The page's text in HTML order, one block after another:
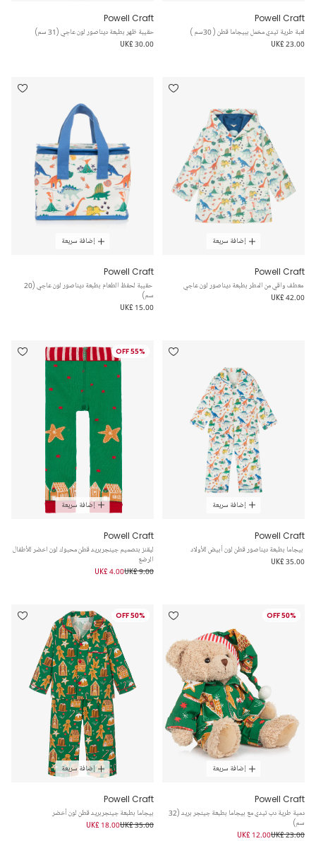
Powell Craft
لعبة طرية تيدي مخمل ببيجاما قطن ( 30سم )
UK£ 23.00
Powell Craft
حقيبة ظهر بطبعة ديناصور لون عاجي (31 سم)
UK£ 30.00
إضافة سريعة
Powell Craft
معطف واقي من المطر بطبعة ديناصور لون عاجي
UK£ 42.00
إضافة سريعة
Powell Craft
حقيبة لحفظ الطعام بطبعة ديناصور لون عاجي (20
سم)
UK£ 15.00
إضافة سريعة
Powell Craft
بيجاما بطبعة ديناصور قطن لون أبيض للأولاد
UK£ 35.00
55% OFF
إضافة سريعة
Powell Craft
ليقنز بتصميم جينجربريد قطن محبوك لون اخضر للأطفال
الرضع
UK£ 9.00
UK£ 4.00
50% OFF
إضافة سريعة
Powell Craft
دمية طرية دب تيدي مع بيجاما بطبعة جينجر بريد (32
سم)
UK£ 23.00
UK£ 12.00
50% OFF
إضافة سريعة
Powell Craft
بيجاما بطبعة جينجربريد قطن لون أخضر
UK£ 35.00
UK£ 18.00